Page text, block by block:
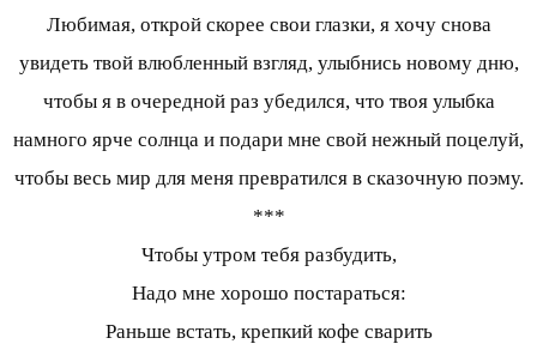
Любимая, открой скорее свои глазки, я хочу снова
увидеть твой влюбленный взгляд, улыбнись новому дню,
чтобы я в очередной раз убедился, что твоя улыбка
намного ярче солнца и подари мне свой нежный поцелуй,
чтобы весь мир для меня превратился в сказочную поэму.
***
Чтобы утром тебя разбудить,
Надо мне хорошо постараться:
Раньше встать, крепкий кофе сварить